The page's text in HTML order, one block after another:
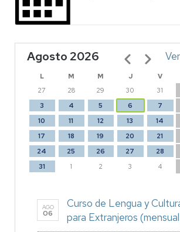
Agosto 2026
L M M J V
27
28 29 30 31
3
4 5 6 7
10
11 12 13 14
17
18 19 20 21
24
25 26 27 28
31
1 2 3 4
Paginación
AGO
06
Curso de Lengua y
para Extranjeros